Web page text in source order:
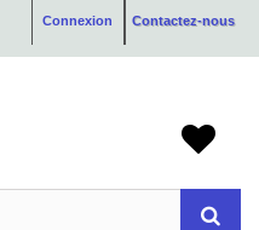
Contactez-nous
Connexion